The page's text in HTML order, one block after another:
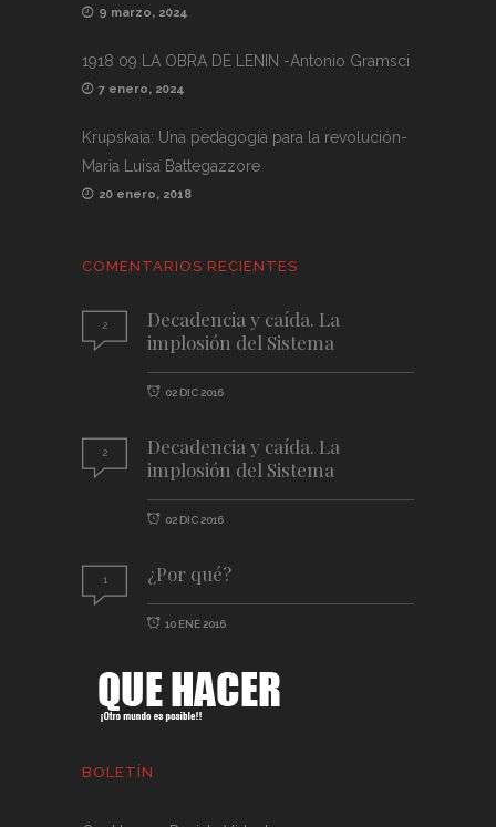
9 marzo, 2024
1918 09 LA OBRA DE LENIN -Antonio Gramsci
7 enero, 2024
Krupskaia: Una pedagogía para la revolución-
Maria Luisa Battegazzore
20 enero, 2018
COMENTARIOS RECIENTES
2
Decadencia y caída. La
implosión del Sistema
02 DIC 2016
2
Decadencia y caída. La
implosión del Sistema
02 DIC 2016
1 ¿Por qué?
10 ENE 2016
BOLETÍN